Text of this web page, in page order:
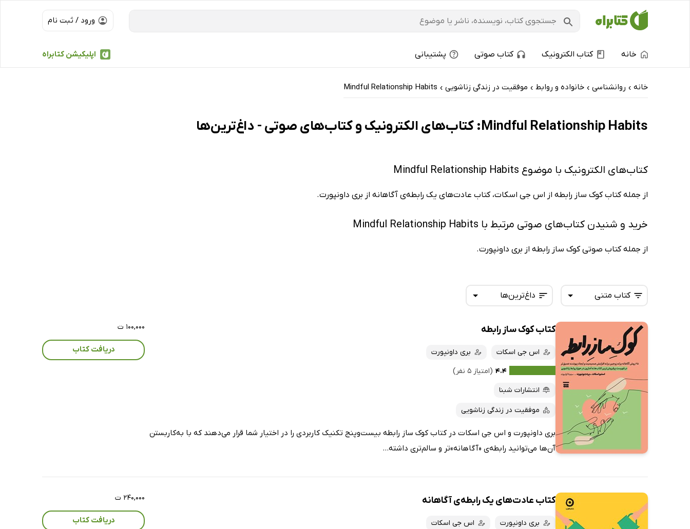
ورود / ثبت نام
اپلیکیشن کتابراه خانه کتاب الکترونیک کتاب صوتی پشتیبانی
خانه › روانشناسی › خانواده و روابط › موفقیت در زندگی زناشویی ›
Mindful Relationship Habits
Mindful Relationship Habits: کتاب‌های الکترونیک و کتاب‌های صوتی - داغ‌ترین‌ها
کتاب‌های الکترونیک با موضوع Mindful Relationship Habits
از جمله کتاب کوک ساز رابطه از اس جی اسکات، کتاب عادت‌های یک رابطه‌ی آگاهانه از بری داونپورت.
خرید و شنیدن کتاب‌های صوتی مرتبط با Mindful Relationship Habits
از جمله کتاب صوتی کوک ساز رابطه از بری داونپورت.
داغ‌ترین‌ها
تازه‌ها
داغ‌ترین‌ها
پربحث‌ها
ارزان ترین‌ها
کتاب متنی
همه کتاب‌ها
کتاب‌های صوتی
کتاب‌های متنی
کتاب کوک ساز رابطه
اس جی اسکات
بری داونپورت
۴.۴ (امتیاز ۵ نفر)
انتشارات شبنا
موفقیت در زندگی زناشویی
بری داونپورت و اس جی اسکات در کتاب کوک ساز رابطه بیست‌وپنج تکنیک کاربردی را در اختیار شما قرار می‌دهند که با به‌کاربستن
آن‌ها می‌توانید رابطه‌ی «آگاهانه»تر و سالم‌تری داشته...
۱۰۰,۰۰۰ ت
دریافت کتاب
کتاب عادت‌های یک رابطه‌ی آگاهانه
بری داونپورت
اس جی اسکات
۲۴۰,۰۰۰ ت
دریافت کتاب